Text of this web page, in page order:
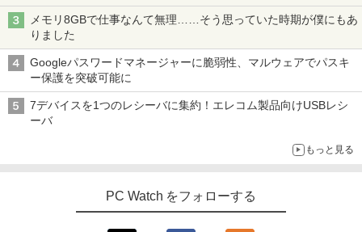
Fold」。その気になるギミックとは？
メモリ8GBで仕事なんて無理……そう思っていた時期が僕にもあ
りました
Googleパスワードマネージャーに脆弱性、マルウェアでパスキ
ー保護を突破可能に
7デバイスを1つのレシーバに集約！エレコム製品向けUSBレシ
ーバ
もっと見る
PC Watch をフォローする